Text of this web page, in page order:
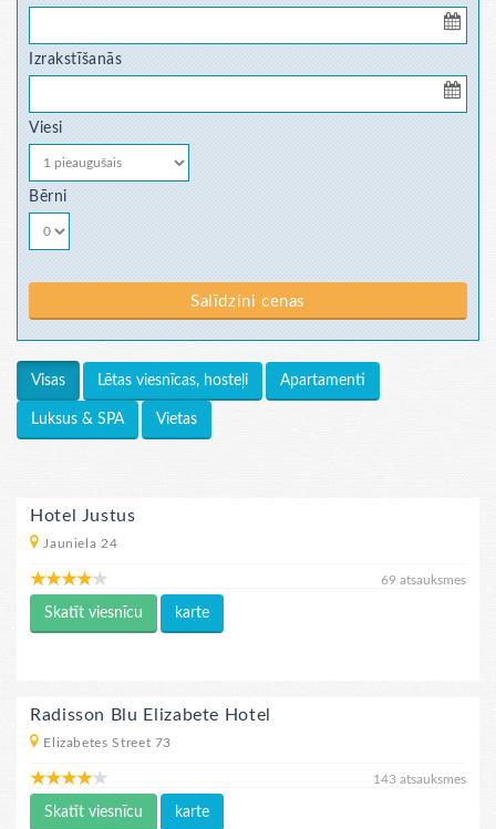
Izrakstīšanās
Viesi
Bērni
Salīdzini cenas
Visas Lētas viesnīcas, hosteļi Apartamenti
Luksus & SPA Vietas
Hotel Justus
Jauniela 24
69 atsauksmes
Skatīt viesnīcu karte
Radisson Blu Elizabete Hotel
Elizabetes Street 73
143 atsauksmes
Skatīt viesnīcu karte